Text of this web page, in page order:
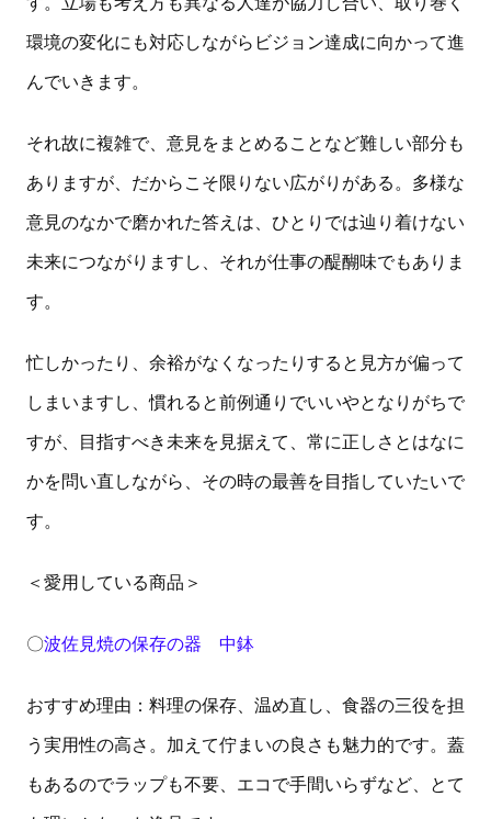
環境の変化にも対応しながらビジョン達成に向かって進
んでいきます。
それ故に複雑で、意見をまとめることなど難しい部分も
ありますが、だからこそ限りない広がりがある。多様な
意見のなかで磨かれた答えは、ひとりでは辿り着けない
未来につながりますし、それが仕事の醍醐味でもありま
す。
忙しかったり、余裕がなくなったりすると見方が偏って
しまいますし、慣れると前例通りでいいやとなりがちで
すが、目指すべき未来を見据えて、常に正しさとはなに
かを問い直しながら、その時の最善を目指していたいで
す。
＜愛用している商品＞
〇波佐見焼の保存の器 中鉢
おすすめ理由：料理の保存、温め直し、食器の三役を担
う実用性の高さ。加えて佇まいの良さも魅力的です。蓋
もあるのでラップも不要、エコで手間いらずなど、とて